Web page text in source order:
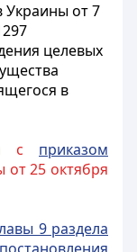
Украины от 7
целевых
в
с приказом
25 октября
9 раздела